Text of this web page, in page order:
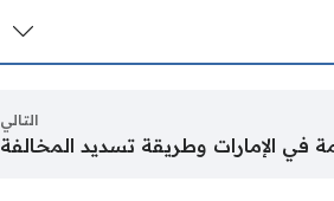
التالي
في الإمارات وطريقة تسديد المخالفة